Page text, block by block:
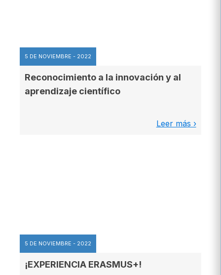
5 DE NOVIEMBRE - 2022
Reconocimiento a la innovación y al
aprendizaje científico
Leer más ›
5 DE NOVIEMBRE - 2022
¡EXPERIENCIA ERASMUS+!